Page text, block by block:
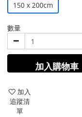
150 x 200cm
數量
加入購物車
加入
追蹤清
單